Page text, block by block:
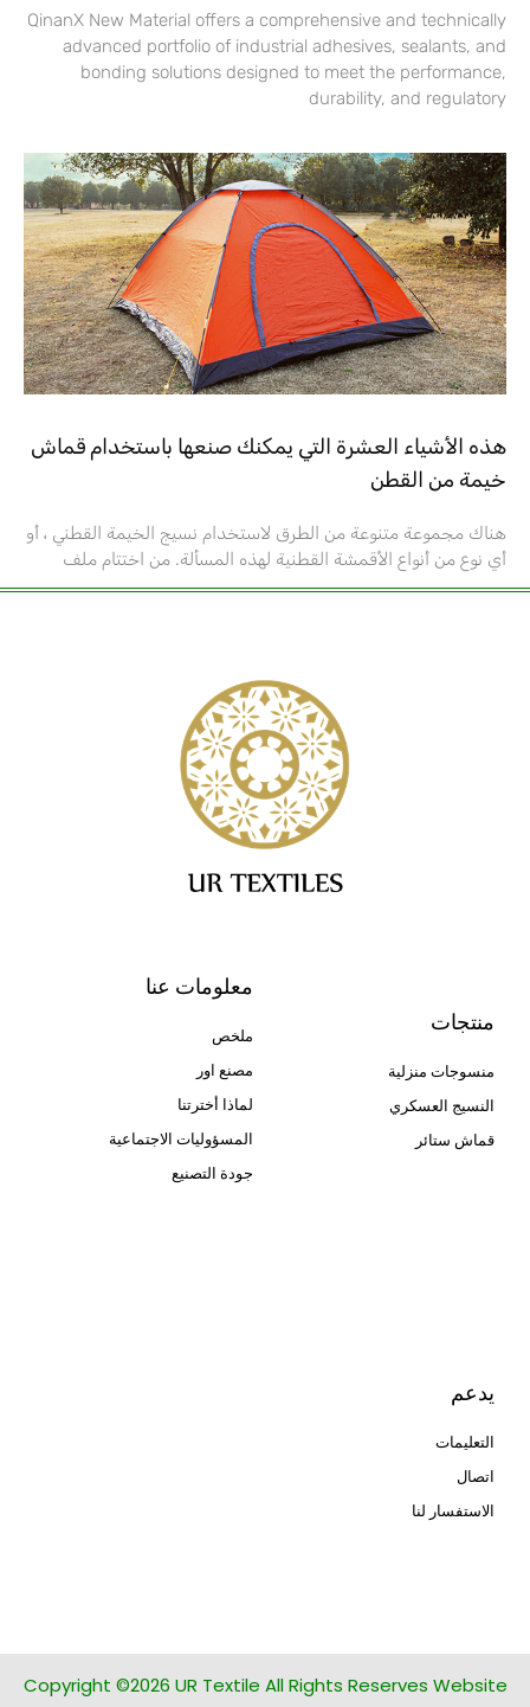
QinanX New Material offers a comprehensive and technically
advanced portfolio of industrial adhesives, sealants, and
bonding solutions designed to meet the performance,
durability, and regulatory
هذه الأشياء العشرة التي يمكنك صنعها باستخدام قماش
خيمة من القطن
هناك مجموعة متنوعة من الطرق لاستخدام نسيج الخيمة القطني ، أو
أي نوع من أنواع الأقمشة القطنية لهذه المسألة. من اختتام ملف
منتجات
منسوجات منزلية
النسيج العسكري
قماش ستائر
معلومات عنا
ملخص
مصنع اور
لماذا أخترتنا
المسؤوليات الاجتماعية
جودة التصنيع
يدعم
التعليمات
اتصال
الاستفسار لنا
Copyright ©2026 UR Textile All Rights Reserves Website